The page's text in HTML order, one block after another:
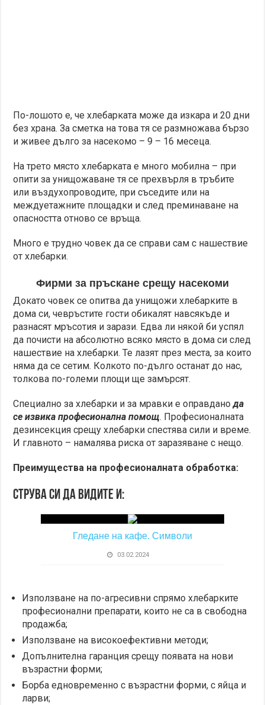
По-лошото е, че хлебарката може да изкара и 20 дни
без храна. За сметка на това тя се размножава бързо
и живее дълго за насекомо – 9 – 16 месеца.
На трето място хлебарката е много мобилна – при
опити за унищожаване тя се прехвърля в тръбите
или въздухопроводите, при съседите или на
междуетажните площадки и след преминаване на
опасността отново се връща.
Много е трудно човек да се справи сам с нашествие
от хлебарки.
Фирми за пръскане срещу насекоми
Докато човек се опитва да унищожи хлебарките в
дома си, чевръстите гости обикалят навсякъде и
разнасят мръсотия и зарази. Едва ли някой би успял
да почисти на абсолютно всяко място в дома си след
нашествие на хлебарки. Те лазят през места, за които
няма да се сетим. Колкото по-дълго останат до нас,
толкова по-големи площи ще замърсят.
Специално за хлебарки и за мравки е оправданода
се извика професионална помощ. Професионалната
дезинсекция срещу хлебарки спестява сили и време.
И главното – намалява риска от заразяване с нещо.
Преимущества на професионалната обработка:
Струва си да видите и:
Гледане на кафе. Символи
03.02.2024
Използване на по-агресивни спрямо хлебарките
професионални препарати, които не са в свободна
продажба;
Използване на високоефективни методи;
Допълнителна гаранция срещу появата на нови
възрастни форми;
Борба едновременно с възрастни форми, с яйца и
ларви;